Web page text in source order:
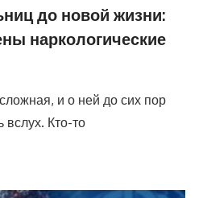
до новой жизни:
наркологические
и о ней до сих пор
вслух. Кто-то